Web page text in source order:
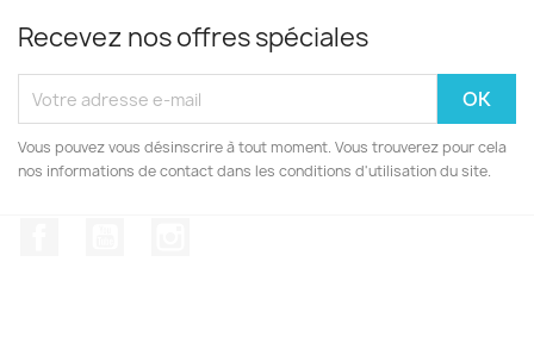
Recevez nos offres spéciales
Vous pouvez vous désinscrire à tout moment. Vous trouverez pour cela
nos informations de contact dans les conditions d'utilisation du site.